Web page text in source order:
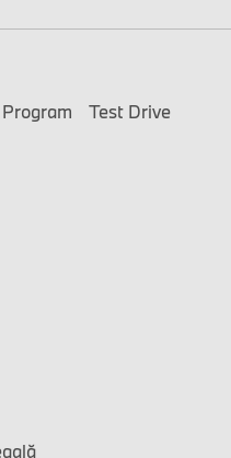
Test Drive